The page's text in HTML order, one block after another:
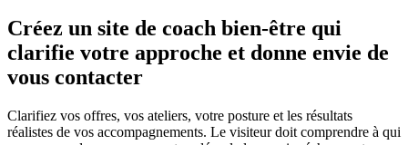
Créez un site de coach bien-être qui
clarifie votre approche et donne envie de
vous contacter
Clarifiez vos offres, vos ateliers, votre posture et les résultats
réalistes de vos accompagnements. Le visiteur doit comprendre à qui